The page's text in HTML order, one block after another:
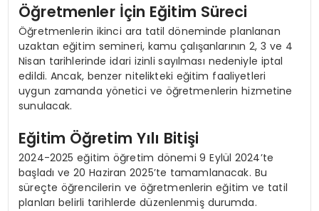
Öğretmenler İçin Eğitim Süreci
Öğretmenlerin ikinci ara tatil döneminde planlanan
uzaktan eğitim semineri, kamu çalışanlarının 2, 3 ve 4
Nisan tarihlerinde idari izinli sayılması nedeniyle iptal
edildi. Ancak, benzer nitelikteki eğitim faaliyetleri
uygun zamanda yönetici ve öğretmenlerin hizmetine
sunulacak.
Eğitim Öğretim Yılı Bitişi
2024-2025 eğitim öğretim dönemi 9 Eylül 2024’te
başladı ve 20 Haziran 2025’te tamamlanacak. Bu
süreçte öğrencilerin ve öğretmenlerin eğitim ve tatil
planları belirli tarihlerde düzenlenmiş durumda.